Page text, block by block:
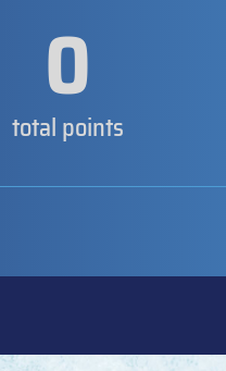
0
total points